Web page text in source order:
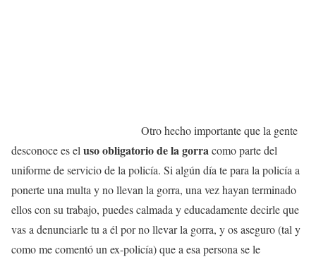
Otro hecho importante que la gente
desconoce es el uso obligatorio de la gorracomo parte del
uniforme de servicio de la policía. Si algún día te para la policía a
ponerte una multa y no llevan la gorra, una vez hayan terminado
ellos con su trabajo, puedes calmada y educadamente decirle que
vas a denunciarle tu a él por no llevar la gorra, y os aseguro (tal y
como me comentó un ex-policía) que a esa persona se le